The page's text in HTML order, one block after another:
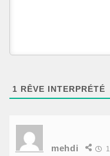
1 RÊVE INTERPRÉTÉ
mehdi